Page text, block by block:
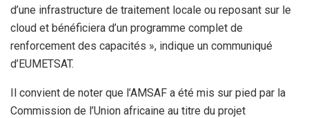
d’une infrastructure de traitement locale ou reposant sur le
cloud et bénéficiera d’un programme complet de
renforcement des capacités », indique un communiqué
d’EUMETSAT.
Il convient de noter que l’AMSAF a été mis sur pied par la
Commission de l’Union africaine au titre du projet